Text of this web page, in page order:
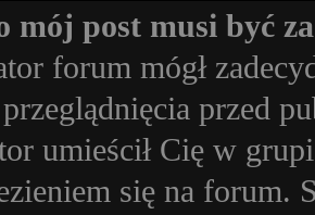
mój post musi być
forum mógł
przed
umieścił Cię w
się na forum.